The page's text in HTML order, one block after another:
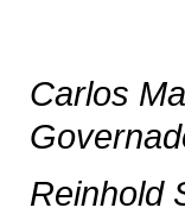
Carlos
Reinhold